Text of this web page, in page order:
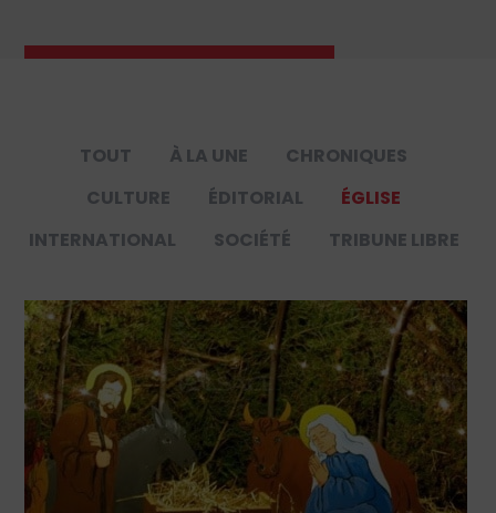
TOUT À LA UNE
CHRONIQUES
CULTURE
ÉDITORIAL
ÉGLISE
INTERNATIONAL
SOCIÉTÉ TRIBUNE LIBRE